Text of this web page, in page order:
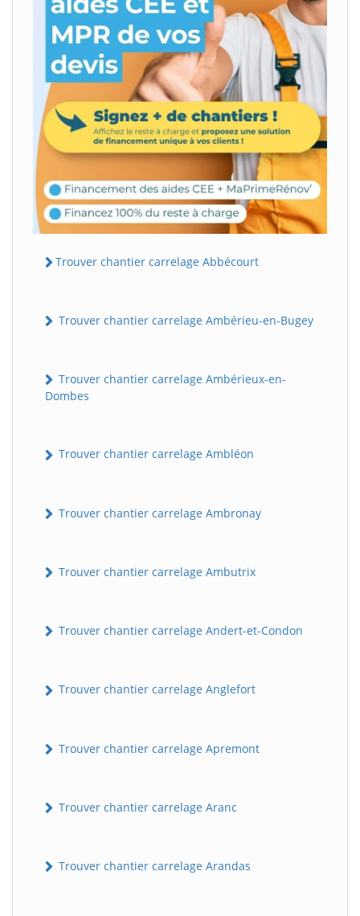
Trouver chantier carrelage Abbécourt
Trouver chantier carrelage Ambérieu-en-Bugey
Trouver chantier carrelage Ambérieux-en-
Dombes
Trouver chantier carrelage Ambléon
Trouver chantier carrelage Ambronay
Trouver chantier carrelage Ambutrix
Trouver chantier carrelage Andert-et-Condon
Trouver chantier carrelage Anglefort
Trouver chantier carrelage Apremont
Trouver chantier carrelage Aranc
Trouver chantier carrelage Arandas